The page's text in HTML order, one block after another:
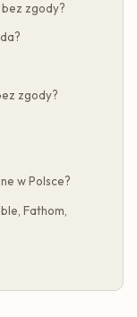
zgody?
zgody?
w Polsce?
Fathom,